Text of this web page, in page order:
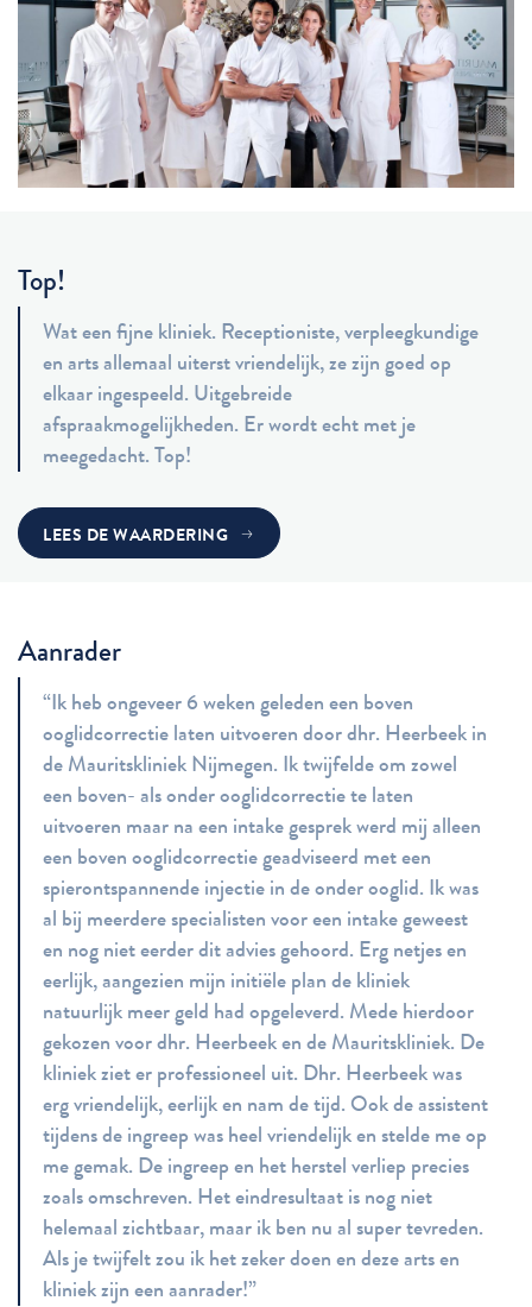
Top!
Wat een fijne kliniek. Receptioniste, verpleegkundige
en arts allemaal uiterst vriendelijk, ze zijn goed op
elkaar ingespeeld. Uitgebreide
afspraakmogelijkheden. Er wordt echt met je
meegedacht. Top!
LEES DE WAARDERING
Aanrader
“Ik heb ongeveer 6 weken geleden een boven
ooglidcorrectie laten uitvoeren door dhr. Heerbeek in
de Mauritskliniek Nijmegen. Ik twijfelde om zowel
een boven- als onder ooglidcorrectie te laten
uitvoeren maar na een intake gesprek werd mij alleen
een boven ooglidcorrectie geadviseerd met een
spierontspannende injectie in de onder ooglid. Ik was
al bij meerdere specialisten voor een intake geweest
en nog niet eerder dit advies gehoord. Erg netjes en
eerlijk, aangezien mijn initiële plan de kliniek
natuurlijk meer geld had opgeleverd. Mede hierdoor
gekozen voor dhr. Heerbeek en de Mauritskliniek. De
kliniek ziet er professioneel uit. Dhr. Heerbeek was
erg vriendelijk, eerlijk en nam de tijd. Ook de assistent
tijdens de ingreep was heel vriendelijk en stelde me op
me gemak. De ingreep en het herstel verliep precies
zoals omschreven. Het eindresultaat is nog niet
helemaal zichtbaar, maar ik ben nu al super tevreden.
Als je twijfelt zou ik het zeker doen en deze arts en
kliniek zijn een aanrader!”